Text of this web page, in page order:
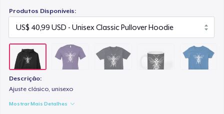
Produtos Disponíveis:
Descrição:
Ajuste clásico, unisexo
Mostrar Mais Detalhes